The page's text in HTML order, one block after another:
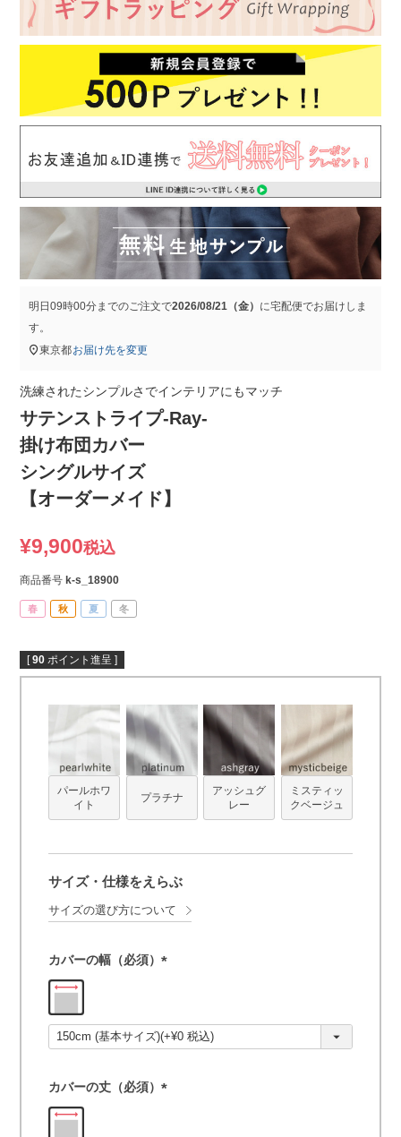
明日09時00分までのご注文で2026/08/21（金） に宅配便でお届けしま
す。
東京都お届け先を変更
洗練されたシンプルさでインテリアにもマッチ
サテンストライプ-Ray-
掛け布団カバー
シングルサイズ
【オーダーメイド】
¥9,900税込
商品番号 k-s_18900
春 秋 夏 冬
[ 90 ポイント進呈 ]
パールホワ
イト
プラチナ
アッシュグ
レー
ミスティッ
クベージュ
サイズ・仕様をえらぶ
サイズの選び方について
カバーの幅（必須）
須
)
カバーの丈（必須）